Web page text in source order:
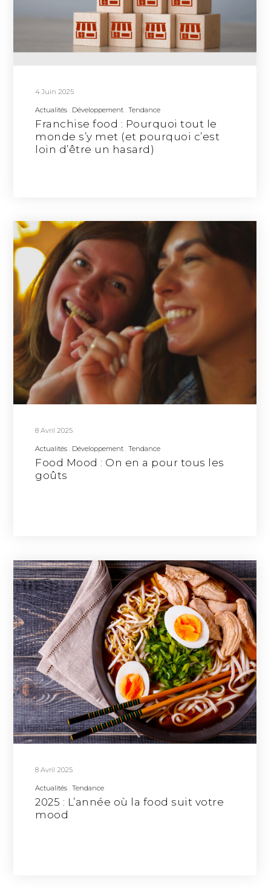
4 Juin 2025
Actualités Développement Tendance
Franchise food : Pourquoi tout le
monde s’y met (et pourquoi c’est
loin d’être un hasard)
8 Avril 2025
Actualités Développement Tendance
Food Mood : On en a pour tous les
goûts
8 Avril 2025
Actualités Tendance
2025 : L’année où la food suit votre
mood